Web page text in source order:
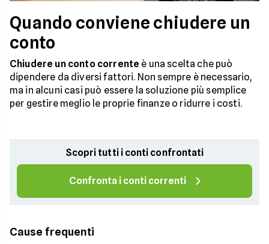
Quando conviene chiudere un
conto
Chiudere un conto corrente è una scelta che può
dipendere da diversi fattori. Non sempre è necessario,
ma in alcuni casi può essere la soluzione più semplice
per gestire meglio le proprie finanze o ridurre i costi.
Scopri tutti i conti confrontati
Confronta i conti correnti
Cause frequenti